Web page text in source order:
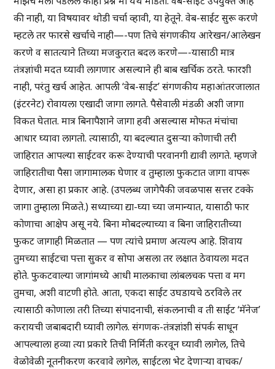
की नाही, या विषयावर थोडी चर्चा व्हावी, या हेतूने. वेब-साईट सुरू करणे
म्हटले तर फारसे खर्चाचे नाही—-पण तिचे संगणकीय आरेखन/आलेखन
करणे व सातत्याने तिच्या मजकुरात बदल करणे—-यासाठी मात्र
तंत्रज्ञांची मदत घ्यावी लागणार असल्याने ही बाब खर्चिक ठरते. फारशी
नाही, परंतु खर्च आहेत. आपली ‘वेब-साईट’ संगणकीय महाआंतरजालात
(इंटरनेट) रोवायला एखादी जागा लागते. पैसेवाली मंडळी अशी जागा
विकत घेतात. मात्र बिनापैशाने जागा हवी असल्यास मोफत मंचांचा
आधार घ्यावा लागतो. त्यासाठी, या बदल्यात दुसऱ्या कोणाची तरी
जाहिरात आपल्या साईटवर करू देण्याची परवानगी द्यावी लागते. म्हणजे
जाहिरातीचा पैसा जागामालक घेणार व तुम्हाला फुकटात जागा वापरू
देणार, असा हा प्रकार आहे. (उपलब्ध जागेपैकी जवळपास सत्तर टक्के
जागा तुम्हाला मिळते.) सध्याच्या द्या-घ्या च्या जमान्यात, यासाठी फार
कोणाचा आक्षेप असू नये. बिना मोबदल्याच्या व बिना जाहिरातीच्या
फुकट जागाही मिळतात — पण त्यांचे प्रमाण अत्यल्प आहे. शिवाय
तुमच्या साईटचा पत्ता सुकर व सोपा असला तर लक्षात ठेवायला मदत
होते. फुकटवाल्या जागांमध्ये आधी मालकाचा लांबलचक पत्ता व मग
तुमचा, अशी वाटणी होते. आता, एकदा साईट उघडायचे ठरविले तर
त्यासाठी कोणाला तरी तिच्या संपादनाची, संकलनाची व ती साईट ‘मॅनेज’
करायची जबाबदारी घ्यावी लागेल. संगणक-तंत्रज्ञांशी संपर्क साधून
आपल्याला हव्या त्या प्रकारे तिची निर्मिती करवून घ्यावी लागेल, तिचे
वेळोवेळी नूतनीकरण करवावे लागेल, साईटला भेट देणाऱ्या वाचक/